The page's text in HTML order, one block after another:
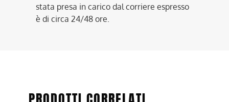
stata presa in carico dal corriere espresso
è di circa 24/48 ore.